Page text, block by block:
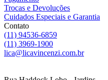
Trocas e Devoluções
Cuidados Especiais e Garantia
Contato
(11) 94536-6859
(11) 3969-1900
lica@licavincenzi.com.br